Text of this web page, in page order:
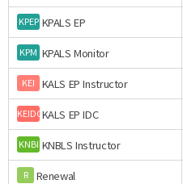
KPEP KPALS EP
KPM KPALS Monitor
KEI KALS EP Instructor
KEIDCKALS EP IDC
KNBI KNBLS Instructor
R Renewal